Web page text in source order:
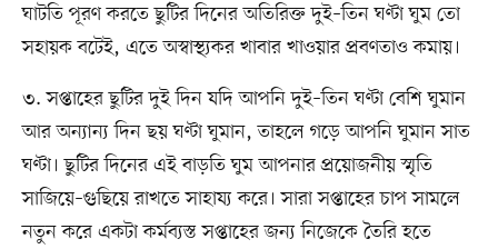
ঘাটতি পূরণ করতে ছুটির দিনের অতিরিক্ত দুই–তিন ঘণ্টা ঘুম তো
সহায়ক বটেই, এতে অস্বাস্থ্যকর খাবার খাওয়ার প্রবণতাও কমায়।
৩. সপ্তাহের ছুটির দুই দিন যদি আপনি দুই–তিন ঘণ্টা বেশি ঘুমান
আর অন্যান্য দিন ছয় ঘণ্টা ঘুমান, তাহলে গড়ে আপনি ঘুমান সাত
ঘণ্টা। ছুটির দিনের এই বাড়তি ঘুম আপনার প্রয়োজনীয় স্মৃতি
সাজিয়ে–গুছিয়ে রাখতে সাহায্য করে। সারা সপ্তাহের চাপ সামলে
নতুন করে একটা কর্মব্যস্ত সপ্তাহের জন্য নিজেকে তৈরি হতে